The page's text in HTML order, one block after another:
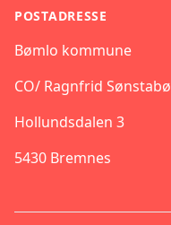
POSTADRESSE
Bømlo kommune
CO/ Ragnfrid Sønstabø
Hollundsdalen 3
5430 Bremnes